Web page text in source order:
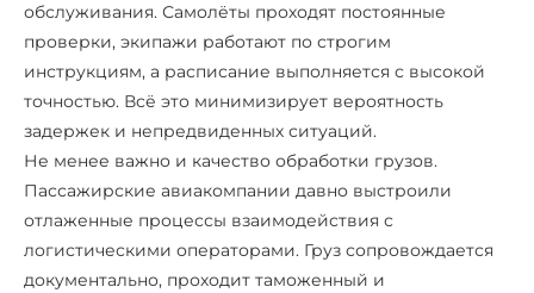
обслуживания. Самолёты проходят постоянные
проверки, экипажи работают по строгим
инструкциям, а расписание выполняется с высокой
точностью. Всё это минимизирует вероятность
задержек и непредвиденных ситуаций.
Не менее важно и качество обработки грузов.
Пассажирские авиакомпании давно выстроили
отлаженные процессы взаимодействия с
логистическими операторами. Груз сопровождается
документально, проходит таможенный и